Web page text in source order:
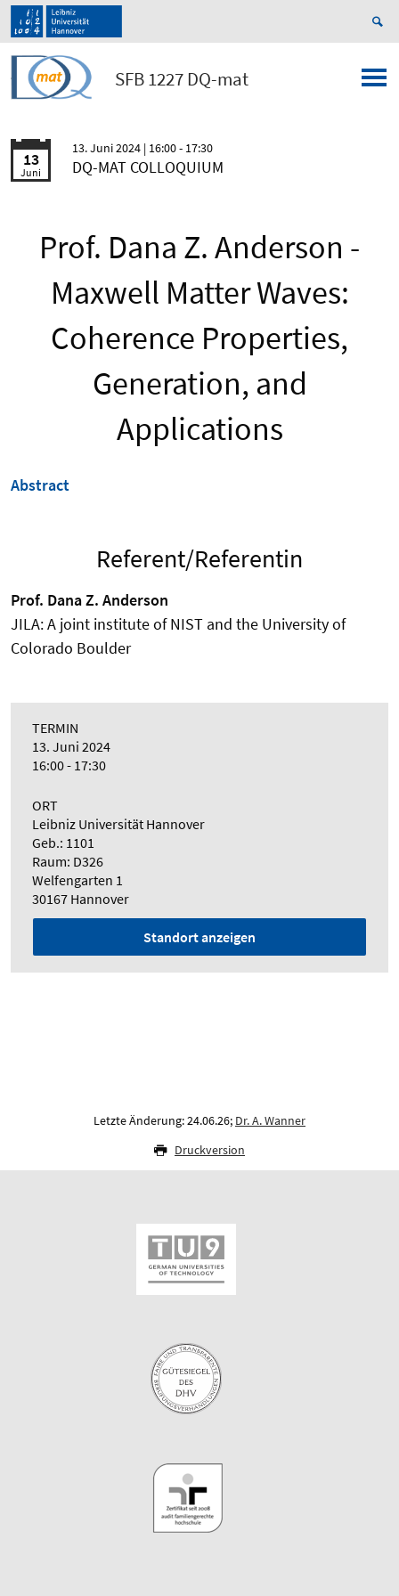
SFB 1227 DQ-mat
13
Juni
13. Juni 2024 | 16:00 - 17:30
DQ-MAT COLLOQUIUM
Prof. Dana Z. Anderson -
Maxwell Matter Waves:
Coherence Properties,
Generation, and
Applications
Abstract
Referent/Referentin
Prof. Dana Z. Anderson
JILA: A joint institute of NIST and the University of
Colorado Boulder
TERMIN
13. Juni 2024
16:00 - 17:30
ORT
Leibniz Universität Hannover
Geb.: 1101
Raum: D326
Welfengarten 1
30167 Hannover
Standort anzeigen
Letzte Änderung: 24.06.26; Dr. A. Wanner
Druckversion